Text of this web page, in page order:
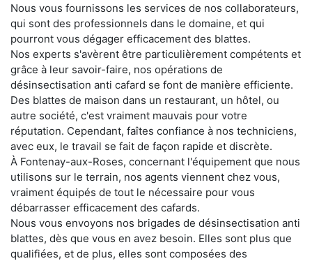
Nous vous fournissons les services de nos collaborateurs,
qui sont des professionnels dans le domaine, et qui
pourront vous dégager efficacement des blattes.
Nos experts s'avèrent être particulièrement compétents et
grâce à leur savoir-faire, nos opérations de
désinsectisation anti cafard se font de manière efficiente.
Des blattes de maison dans un restaurant, un hôtel, ou
autre société, c'est vraiment mauvais pour votre
réputation. Cependant, faîtes confiance à nos techniciens,
avec eux, le travail se fait de façon rapide et discrète.
À Fontenay-aux-Roses, concernant l'équipement que nous
utilisons sur le terrain, nos agents viennent chez vous,
vraiment équipés de tout le nécessaire pour vous
débarrasser efficacement des cafards.
Nous vous envoyons nos brigades de désinsectisation anti
blattes, dès que vous en avez besoin. Elles sont plus que
qualifiées, et de plus, elles sont composées des